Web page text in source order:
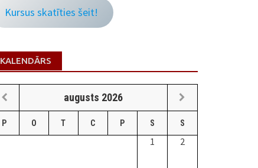
Kursus skatīties šeit!
KALENDĀRS
augusts 2026
P O T C P S S
1 2